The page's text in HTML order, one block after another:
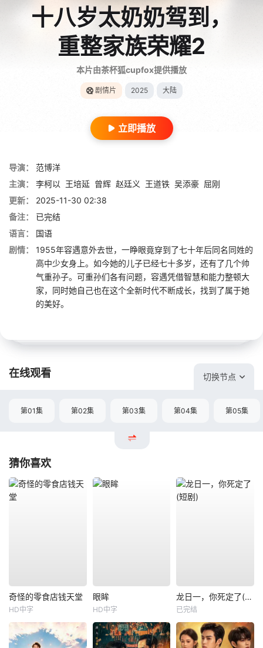
十八岁太奶奶驾到，
重整家族荣耀2
本片由茶杯狐cupfox提供播放
剧情片 2025 大陆
立即播放
导演：
范博洋
主演：
李柯以 王培延 曾辉 赵廷义 王道铁 吴添豪 屈刚
更新：
2025-11-30 02:38
备注：
已完结
语言：
国语
剧情：
1955年容遇意外去世，一睁眼竟穿到了七十年后同名同姓的
高中少女身上。如今她的儿子已经七十多岁，还有了几个帅
气重孙子。可重孙们各有问题，容遇凭借智慧和能力整顿大
家，同时她自己也在这个全新时代不断成长，找到了属于她
的美好。
在线观看 切换节点
第01集 第02集 第03集 第04集 第05集
猜你喜欢
奇怪的零食店钱天堂
HD中字
眼眸
HD中字
龙日一，你死定了(短剧)
已完结